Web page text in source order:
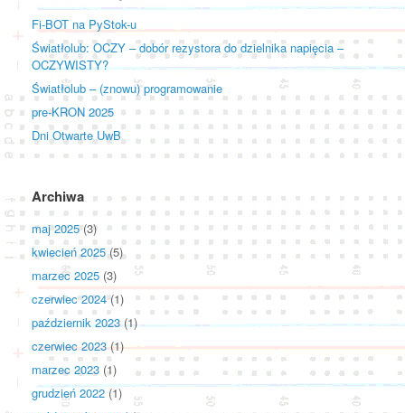
Fi-BOT na PyStok-u
Światłolub: OCZY – dobór rezystora do dzielnika napięcia –
OCZYWISTY?
Światłolub – (znowu) programowanie
pre-KRON 2025
Dni Otwarte UwB
Archiwa
maj 2025(3)
kwiecień 2025(5)
marzec 2025 (3)
czerwiec 2024(1)
październik 2023(1)
czerwiec 2023(1)
marzec 2023 (1)
grudzień 2022 (1)